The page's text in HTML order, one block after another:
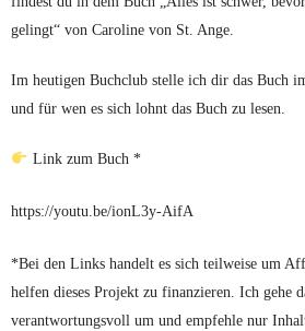
gelingt“ von Caroline von St. Ange.
Im heutigen Buchclub stelle ich dir das Buch
und für wen es sich lohnt das Buch zu lesen.
Link zum Buch *
https://youtu.be/ionL3y-AifA
*Bei den Links handelt es sich teilweise um
helfen dieses Projekt zu finanzieren. Ich gehe
verantwortungsvoll um und empfehle nur